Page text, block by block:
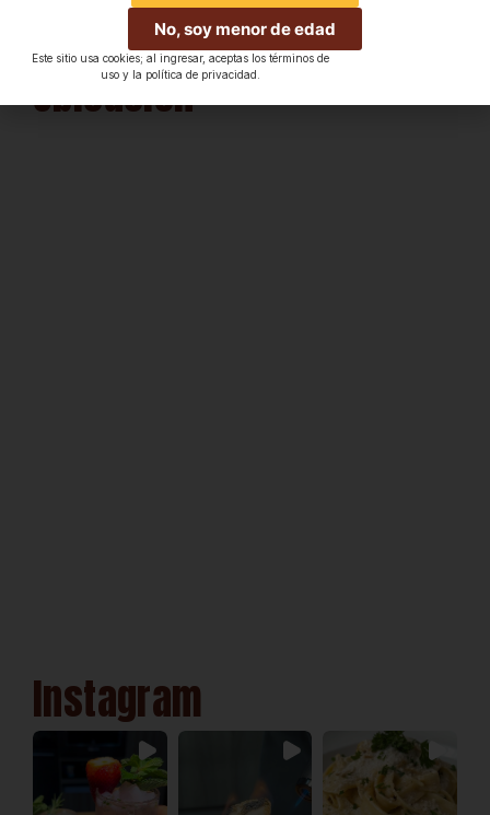
Ubicación
Instagram
No, soy menor de edad
Este sitio usa cookies; al ingresar, aceptas los términos de
uso y la política de privacidad.